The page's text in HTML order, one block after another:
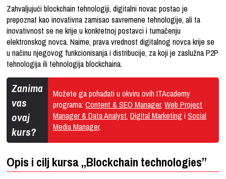
Zahvaljujući blockchain tehnologiji, digitalni novac postao je
prepoznat kao inovativna zamisao savremene tehnologije, ali ta
inovativnost se ne krije u konkretnoj postavci i tumačenju
elektronskog novca. Naime, prava vrednost digitalnog novca krije se
u načinu njegovog funkcionisanja i distribucije, za koji je zaslužna P2P
tehnologija ili tehnologija blockchaina.
Zanima
vas
ovaj
kurs?
Možete ga pohađati u okviru ovih ITAcademy
programa:Content & SEO Manager,Web Project
Manager & Data Analyst,Digital Marketing iSocial
Media Manager.
Opis i cilj kursa „Blockchain technologies”